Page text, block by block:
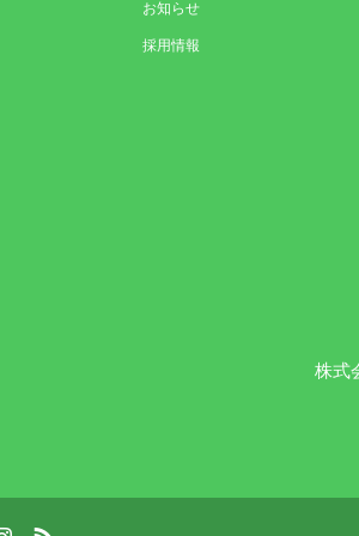
お知らせ
採用情報
株式